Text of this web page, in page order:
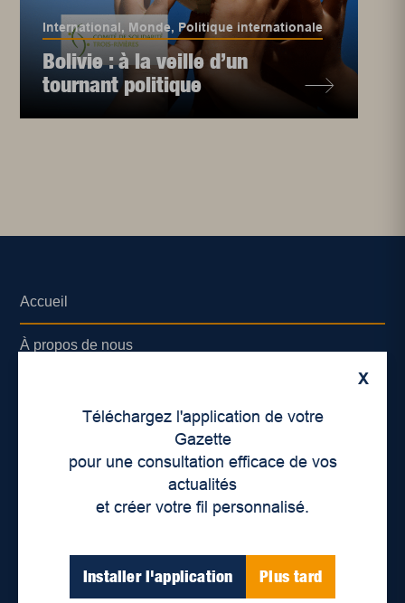
International, Monde, Politique internationale
Bolivie : à la veille d’un
tournant politique
X
Téléchargez l'application de votre
Gazette
pour une consultation efficace de vos
actualités
et créer votre fil personnalisé.
Installer l'application Plus tard
Accueil
À propos de nous
Lieux de distribution